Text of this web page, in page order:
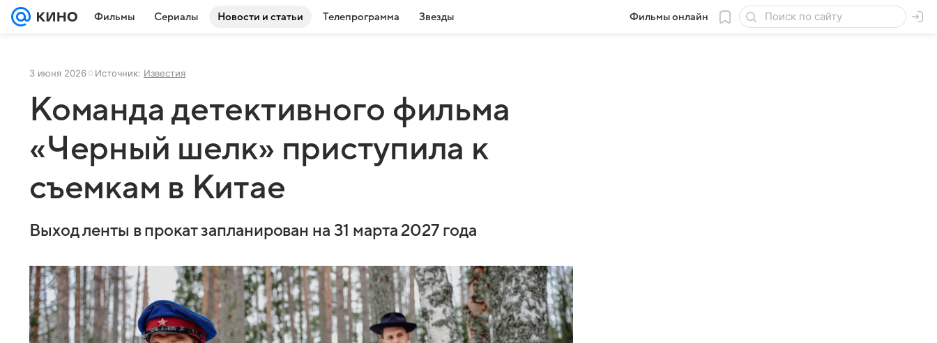
Фильмы Сериалы Новости и статьи Телепрограмма Звезды Фильмы онлайн
3 июня 2026 Источник: Известия
Команда детективного фильма
«Черный шелк» приступила к
съемкам в Китае
Выход ленты в прокат запланирован на 31 марта 2027 года